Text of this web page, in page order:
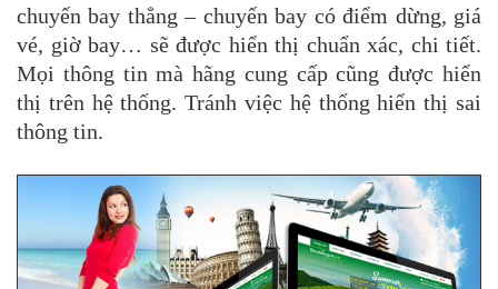
chuyến bay thẳng – chuyến bay có điểm dừng, giá
vé, giờ bay… sẽ được hiển thị chuẩn xác, chi tiết.
Mọi thông tin mà hãng cung cấp cũng được hiển
thị trên hệ thống. Tránh việc hệ thống hiển thị sai
thông tin.